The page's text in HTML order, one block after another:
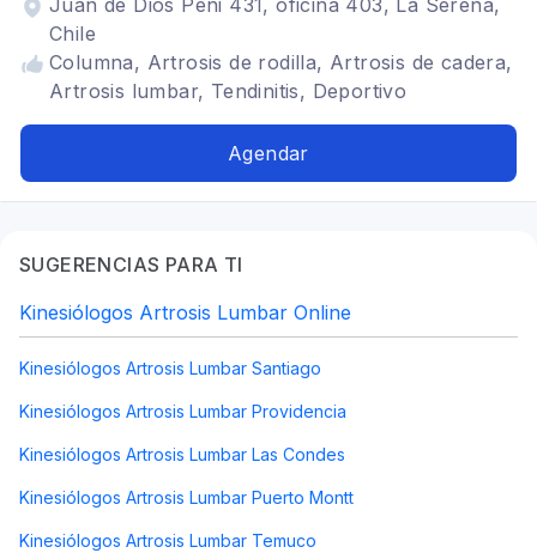
Juan de Dios Peni 431, oficina 403, La Serena,
Chile
Columna, Artrosis de rodilla, Artrosis de cadera,
Artrosis lumbar, Tendinitis, Deportivo
Agendar
SUGERENCIAS PARA TI
Kinesiólogos Artrosis Lumbar Online
Kinesiólogos Artrosis Lumbar Santiago
Kinesiólogos Artrosis Lumbar Providencia
Kinesiólogos Artrosis Lumbar Las Condes
Kinesiólogos Artrosis Lumbar Puerto Montt
Kinesiólogos Artrosis Lumbar Temuco